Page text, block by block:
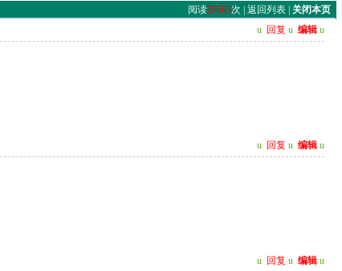
阅读29503次 | 返回列表| 关闭本页
u 回复 u 编辑 u
u 回复 u 编辑 u
u 回复 u 编辑 u